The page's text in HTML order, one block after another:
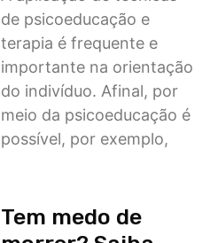
de psicoeducação e
terapia é frequente e
importante na orientação
do indivíduo. Afinal, por
meio da psicoeducação é
possível, por exemplo,
Tem medo de